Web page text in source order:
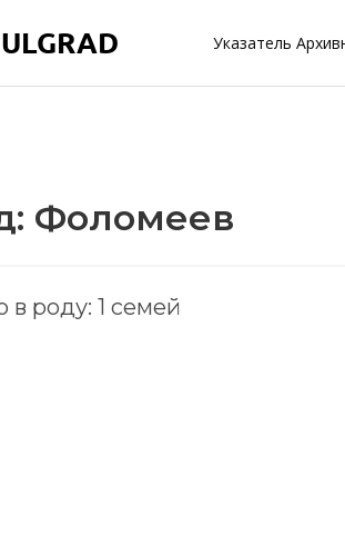
Указатель
Фоломеев
в роду: 1 семей